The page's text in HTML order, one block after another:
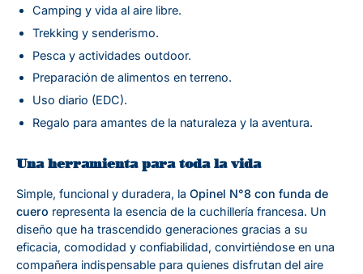
Camping y vida al aire libre.
Trekking y senderismo.
Pesca y actividades outdoor.
Preparación de alimentos en terreno.
Uso diario (EDC).
Regalo para amantes de la naturaleza y la aventura.
Una herramienta para toda la vida
Simple, funcional y duradera, la Opinel N°8 con funda de
cuero representa la esencia de la cuchillería francesa. Un
diseño que ha trascendido generaciones gracias a su
eficacia, comodidad y confiabilidad, convirtiéndose en una
compañera indispensable para quienes disfrutan del aire